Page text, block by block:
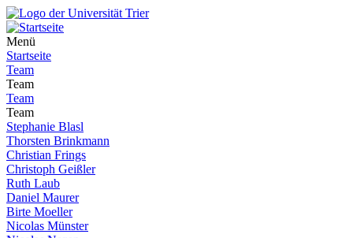
Menü
Startseite
Team
Team
Team
Team
Stephanie Blasl
Thorsten Brinkmann
Christian Frings
Christoph Geißler
Ruth Laub
Daniel Maurer
Birte Moeller
Nicolas Münster